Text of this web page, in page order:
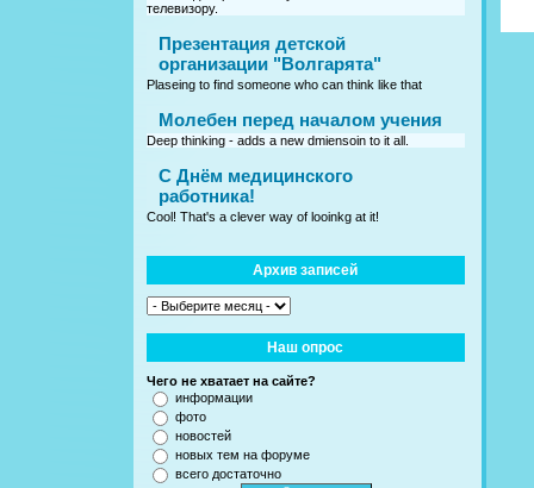
телевизору.
Презентация детской
организации "Волгарята"
Plaseing to find someone who can think like that
Молебен перед началом учения
Deep thinking - adds a new dmiensoin to it all.
C Днём медицинского
работника!
Cool! That's a clever way of looinkg at it!
Архив записей
Наш опрос
Чего не хватает на сайте?
информации
фото
новостей
новых тем на форуме
всего достаточно